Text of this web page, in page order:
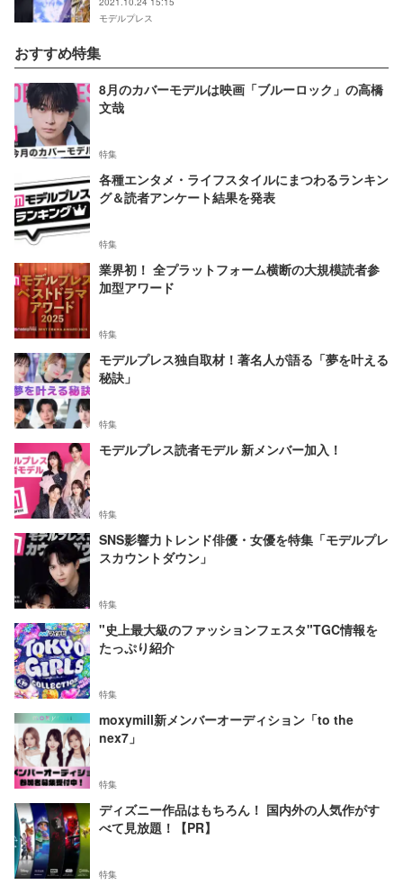
モデルプレス
おすすめ特集
8月のカバーモデルは映画「ブルーロック」の高橋
文哉
特集
各種エンタメ・ライフスタイルにまつわるランキン
グ＆読者アンケート結果を発表
特集
業界初！ 全プラットフォーム横断の大規模読者参
加型アワード
特集
モデルプレス独自取材！著名人が語る「夢を叶える
秘訣」
特集
モデルプレス読者モデル 新メンバー加入！
特集
SNS影響力トレンド俳優・女優を特集「モデルプレ
スカウントダウン」
特集
"史上最大級のファッションフェスタ"TGC情報を
たっぷり紹介
特集
moxymill新メンバーオーディション「to the
nex7」
特集
ディズニー作品はもちろん！ 国内外の人気作がす
べて見放題！【PR】
特集